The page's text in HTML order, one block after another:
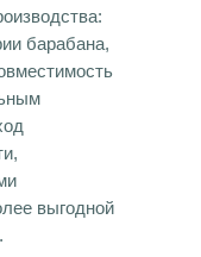
барабана,
выгодной